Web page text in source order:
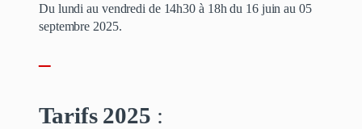
Du lundi au vendredi de 14h30 à 18h du 16 juin au 05
septembre 2025.
–
Tarifs 2025 :